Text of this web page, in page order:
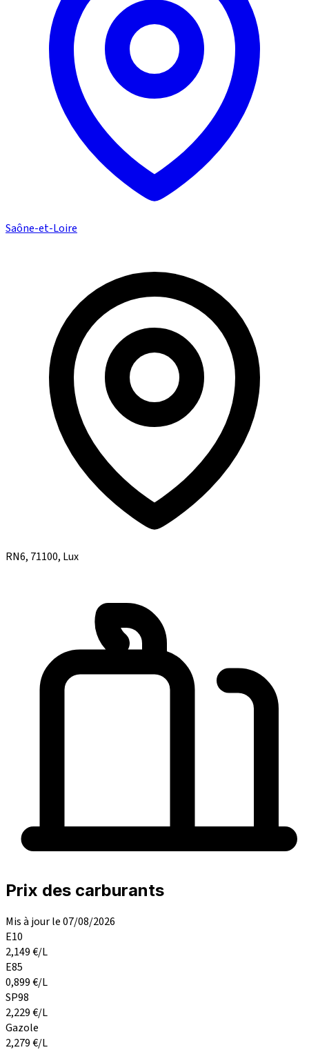
Saône-et-Loire
RN6, 71100, Lux
Prix des carburants
Mis à jour le 07/08/2026
E10
2,149€/L
E85
0,899€/L
SP98
2,229€/L
Gazole
2,279€/L